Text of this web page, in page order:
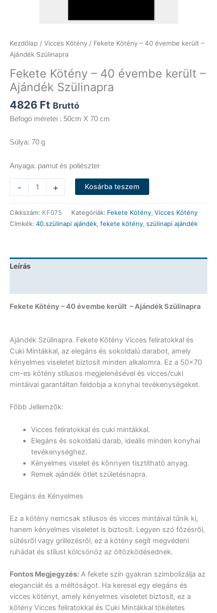
Kezdőlap / Vicces Kötény / Fekete Kötény – 40 évembe került –
Ajándék Szülinapra
Fekete Kötény – 40 évembe került –
Ajándék Szülinapra
4826 Ft Bruttó
Befogó méretei : 50cm X 70 cm
Súlya: 70 g
Anyaga: pamut és poliészter
-
Kötény
-
40
évembe
Ajándék
+ Kosárba teszem
Cikkszám: KF075 Kategóriák: Fekete Kötény, Vicces Kötény
Címkék: 40.szülinapi ajándék, fekete kötény, szülinapi ajándék
Leírás
Fekete Kötény – 40 évembe került – Ajándék Szülinapra
Ajándék Szülinapra. Fekete Kötény Vicces feliratokkal és
Cuki Mintákkal, az elegáns és sokoldalú darabot, amely
kényelmes viseletet biztosít minden alkalomra. Ez a 50×70
cm-es kötény stílusos megjelenésével és vicces/cuki
mintáival garantáltan feldobja a konyhai tevékenységeket.
Főbb Jellemzők:
Vicces feliratokkal és cuki mintákkal.
Elegáns és sokoldalú darab, ideális minden konyhai
tevékenységhez.
Kényelmes viselet és könnyen tisztítható anyag.
Remek ajándék ötlet születésnapra.
Elegáns és Kényelmes
Ez a kötény nemcsak stílusos és vicces mintáival tűnik ki,
hanem kényelmes viseletet is biztosít. Legyen szó főzésről,
sütésről vagy grillezésről, ez a kötény segít megvédeni
ruhádat és stílust kölcsönöz az öltözködésednek.
Fontos Megjegyzés: A fekete szín gyakran szimbolizálja az
eleganciát és a méltóságot. Ha keresel egy elegáns és
vicces kötényt, amely kényelmes viseletet biztosít, ez a
kötény Vicces feliratokkal és Cuki Mintákkal tökéletes